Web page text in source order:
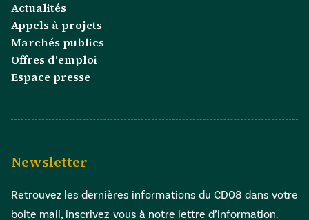
Actualités
Appels à projets
Marchés publics
Offres d'emploi
Espace presse
Newsletter
Retrouvez les dernières informations du CD08 dans votre
boite mail, inscrivez-vous à notre lettre d’information.